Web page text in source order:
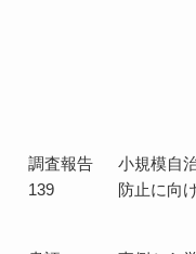
調査報告
139
小規模自
防止に向